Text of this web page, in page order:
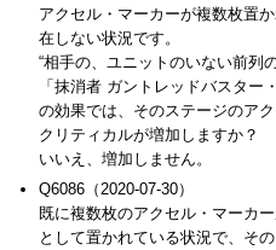
アクセル・マーカーが複数枚置
在しない状況です。
“相手の、ユニットのいない前列
「抹消者 ガントレッドバスター
の効果では、そのステージのア
クリティカルが増加しますか？
いいえ、増加しません。
Q6086（2020-07-30）
既に複数枚のアクセル・マーカ
として置かれている状況で、そ